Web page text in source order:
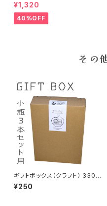
¥1,320
40%OFF
その
ギフトボックス（クラフト） 330m
l 小瓶 3本セット用
¥250